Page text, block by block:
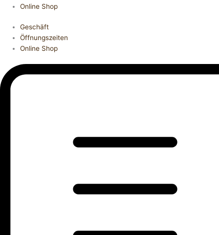
Online Shop
Geschäft
Öffnungszeiten
Online Shop